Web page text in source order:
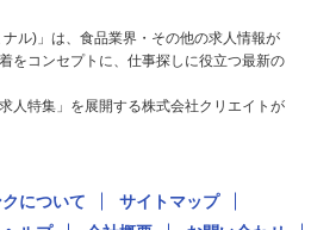
ナル)」は、食品業界・その他の求人情報が
をコンセプトに、仕事探しに役立つ最新の
人特集」を展開する株式会社クリエイトが
クについて
サイトマップ